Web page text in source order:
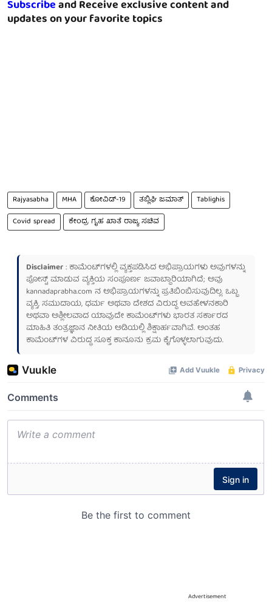
Subscribeand Receive exclusive content and
updates on your favorite topics
Rajyasabha MHA ಕೋವಿಡ್-19 ತಬ್ಲಿಘಿ ಜಮಾತ್
Tablighis
Covid spread
ಕೇಂದ್ರ ಗೃಹ ಖಾತೆ ರಾಜ್ಯ ಸಚಿವ
Disclaimer: ಕಾಮೆಂಟ್‌ಗಳಲ್ಲಿ ವ್ಯಕ್ತಪಡಿಸಿದ ಅಭಿಪ್ರಾಯಗಳು ಅವುಗಳನ್ನು
ಪೋಸ್ಟ್ ಮಾಡುವ ವ್ಯಕ್ತಿಯ ಸಂಪೂರ್ಣ ಜವಾಬ್ದಾರಿಯಾಗಿದೆ; ಅವು
kannadaprabha.com ನ ಅಭಿಪ್ರಾಯಗಳನ್ನು ಪ್ರತಿಬಿಂಬಿಸುವುದಿಲ್ಲ. ಒಬ್ಬ
ವ್ಯಕ್ತಿ, ಸಮುದಾಯ, ಧರ್ಮ ಅಥವಾ ದೇಶದ ವಿರುದ್ಧ ಅವಹೇಳನಕಾರಿ
ಅಥವಾ ಅಶ್ಲೀಲವಾದ ಯಾವುದೇ ಕಾಮೆಂಟ್‌ಗಳು ಭಾರತ ಸರ್ಕಾರದ
ಮಾಹಿತಿ ತಂತ್ರಜ್ಞಾನ ನೀತಿಯ ಅಡಿಯಲ್ಲಿ ಶಿಕ್ಷಾರ್ಹವಾಗಿವೆ. ಅಂತಹ
ಕಾಮೆಂಟ್‌ಗಳ ವಿರುದ್ಧ ಸೂಕ್ತ ಕಾನೂನು ಕ್ರಮ ಕೈಗೊಳ್ಳಲಾಗುವುದು.
Advertisement